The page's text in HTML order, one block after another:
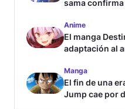
sama
Anime
El manga
adaptación al
Manga
El fin de una
Jump cae por